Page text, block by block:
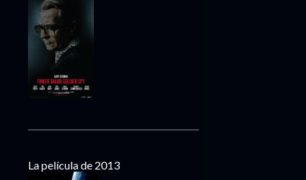
La película de 2013